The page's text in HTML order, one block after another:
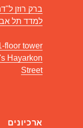
ברק רוזן
למדד תל אביב
floor tower
Hayarkon
Street
ארכיונים